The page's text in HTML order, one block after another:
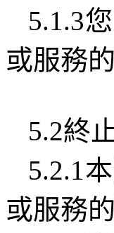
5.1.3
或服務
5.2終
5.2.1
或服務